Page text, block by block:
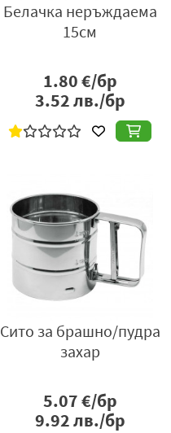
Белачка неръждаема
15см
1.80€/бр
3.52лв./бр
Сито за брашно/пудра
захар
5.07€/бр
9.92лв./бр